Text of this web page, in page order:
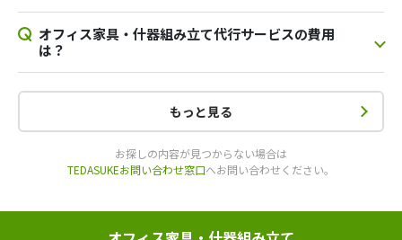
オフィス家具・什器組み立て代行サービスの費用
は？
もっと見る
お探しの内容が見つからない場合は
TEDASUKEお問い合わせ窓口へお問い合わせください。